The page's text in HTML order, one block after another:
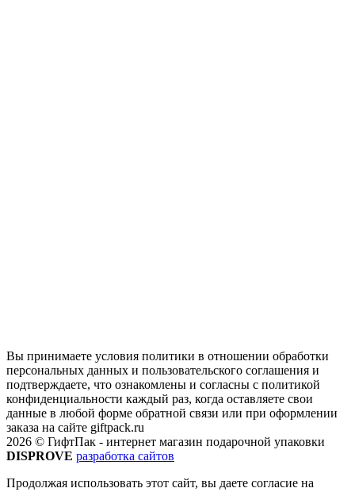
Вы принимаете условия политики в отношении обработки
персональных данных и пользовательского соглашения и
подтверждаете, что ознакомлены и согласны с политикой
конфиденциальности каждый раз, когда оставляете свои
данные в любой форме обратной связи или при оформлении
заказа на сайте giftpack.ru
2026 © ГифтПак - интернет магазин подарочной упаковки
DISPROVE разработка сайтов
Продолжая использовать этот сайт, вы даете согласие на